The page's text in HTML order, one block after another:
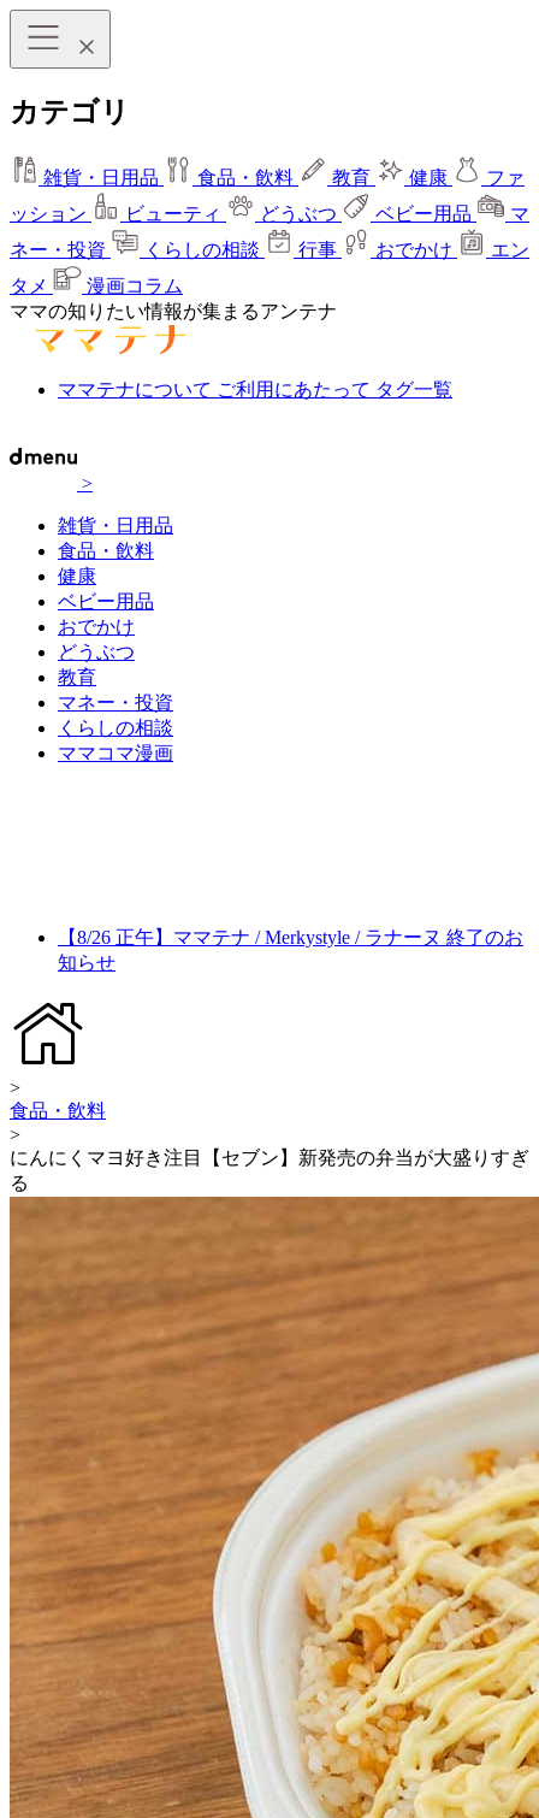
カテゴリ
雑貨・日用品 食品・飲料 教育 健康
ファ
ッション
ビューティ どうぶつ ベビー用品
マ
ネー・投資
くらしの相談 行事 おでかけ
エン
タメ
漫画コラム
ママの知りたい情報が集まるアンテナ
ママテナについて ご利用にあたって タグ一覧
>
雑貨・日用品
食品・飲料
健康
ベビー用品
おでかけ
どうぶつ
教育
マネー・投資
くらしの相談
ママコマ漫画
【8/26 正午】ママテナ / Merkystyle / ラナーヌ 終了のお
知らせ
>
食品・飲料
>
にんにくマヨ好き注目【セブン】新発売の弁当が大盛りすぎ
る